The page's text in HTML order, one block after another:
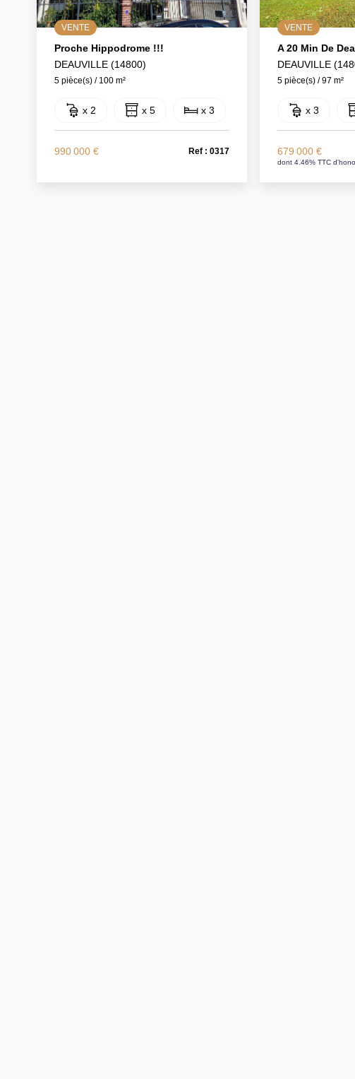
VENTE
Proche Hippodrome !!!
DEAUVILLE (14800)
5 pièce(s) / 100 m²
x 2 x 5 x 3
990 000 € Ref : 0317
VENTE
A 20 Min De
DEAUVILLE
5 pièce(s) / 97 m²
x 3
679 000 €
dont 4.46% TTC